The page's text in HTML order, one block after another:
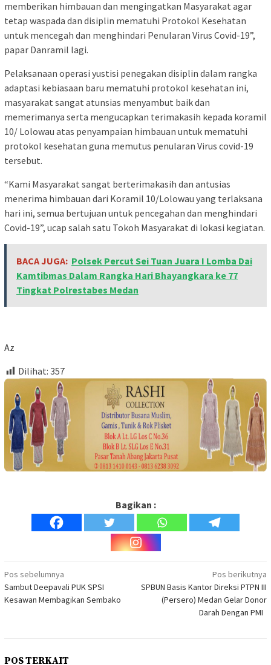
memberikan himbauan dan mengingatkan Masyarakat agar
tetap waspada dan disiplin mematuhi Protokol Kesehatan
untuk mencegah dan menghindari Penularan Virus Covid-19”,
papar Danramil lagi.
Pelaksanaan operasi yustisi penegakan disiplin dalam rangka
adaptasi kebiasaan baru mematuhi protokol kesehatan ini,
masyarakat sangat atunsias menyambut baik dan
memerimanya serta mengucapkan terimakasih kepada koramil
10/ Lolowau atas penyampaian himbauan untuk mematuhi
protokol kesehatan guna memutus penularan Virus covid-19
tersebut.
“Kami Masyarakat sangat berterimakasih dan antusias
menerima himbauan dari Koramil 10/Lolowau yang terlaksana
hari ini, semua bertujuan untuk pencegahan dan menghindari
Covid-19”, ucap salah satu Tokoh Masyarakat di lokasi kegiatan.
BACA JUGA: Polsek Percut Sei Tuan Juara I Lomba Dai
Kamtibmas Dalam Rangka Hari Bhayangkara ke 77
Tingkat Polrestabes Medan
Az
Dilihat: 357
Bagikan :
Navigasi
pos
Pos sebelumnya
Sambut Deepavali PUK SPSI
Kesawan Membagikan Sembako
Pos berikutnya
SPBUN Basis Kantor Direksi PTPN III
(Persero) Medan Gelar Donor
Darah Dengan PMI
POS TERKAIT